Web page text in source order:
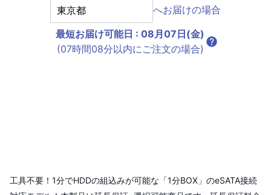
へお届けの場合
最短お届け可能日 : 08月07日(金)
(07時間08分以内にご注文の場合)
工具不要！1分でHDDの組込みが可能な「1分BOX」のeSATA接続